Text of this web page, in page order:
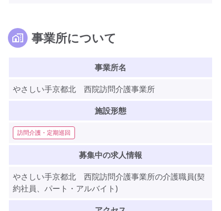
事業所について
事業所名
やさしい手京都北 西院訪問介護事業所
施設形態
訪問介護・定期巡回
募集中の求人情報
やさしい手京都北 西院訪問介護事業所の介護職員(契
約社員、パート・アルバイト)